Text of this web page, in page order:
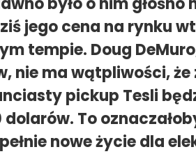
jego cena na rynku
tempie. Doug
nie ma wątpliwości, że
pickup Tesli
dolarów. To
nowe życie dla